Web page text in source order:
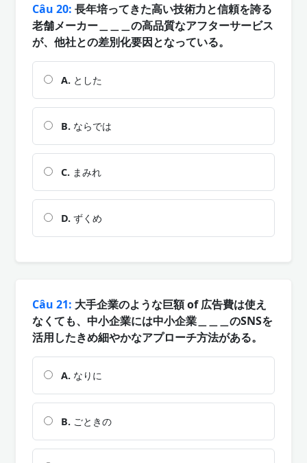
Câu 20: 長年培ってきた高い技術力と信頼を誇る
老舗メーカー＿＿＿の高品質なアフターサービス
が、他社との差別化要因となっている。
A. とした
B. ならでは
C. まみれ
D. ずくめ
Câu 21: 大手企業のような巨額 of 広告費は使え
なくても、中小企業には中小企業＿＿＿のSNSを
活用したきめ細やかなアプローチ方法がある。
A. なりに
B. ごときの